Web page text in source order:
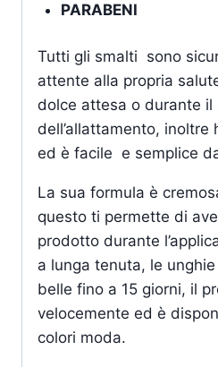
PARABENI
Tutti gli smalti sono
attente alla propria
dolce attesa o durante il
dell’allattamento, inoltre
ed è facile e semplice
La sua formula è
questo ti permette di
prodotto durante
a lunga tenuta, le
belle fino a 15 giorni, il
velocemente ed è
colori moda.